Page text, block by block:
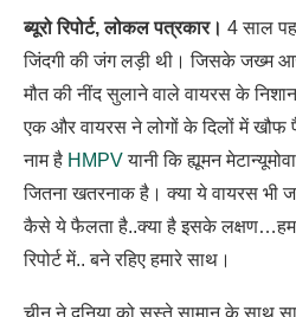
ब्यूरो रिपोर्ट, लोकल पत्रकार। 4 साल
जिंदगी की जंग लड़ी थी। जिसके जख्म
मौत की नींद सुलाने वाले वायरस के
एक और वायरस ने लोगों के दिलों में खौफ
नाम है HMPVयानी कि ह्यूमन
जितना खतरनाक है। क्या ये वायरस भी
कैसे ये फैलता है..क्या है इसके
रिपोर्ट में.. बने रहिए हमारे साथ।